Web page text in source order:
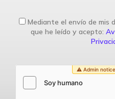
Mediante el envío de mis
que he leído y acepto: